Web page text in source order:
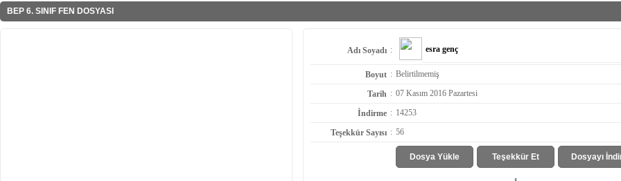
BEP 6. SINIF FEN DOSYASI
Adı Soyadı : esra genç
Boyut : Belirtilmemiş
Tarih : 07 Kasım 2016 Pazartesi
İndirme : 14253
Teşekkür Sayısı : 56
Dosya Yükle Teşekkür Et Dosyayı